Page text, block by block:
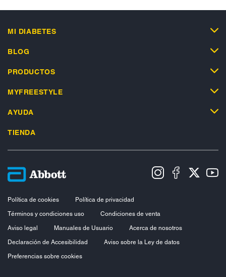
MI DIABETES
BLOG
PRODUCTOS
MYFREESTYLE
AYUDA
TIENDA
Política de cookies
Política de privacidad
Términos y condiciones uso
Condiciones de venta
Aviso legal
Manuales de Usuario
Acerca de nosotros
Declaración de Accesibilidad
Aviso sobre la Ley de datos
Preferencias sobre cookies